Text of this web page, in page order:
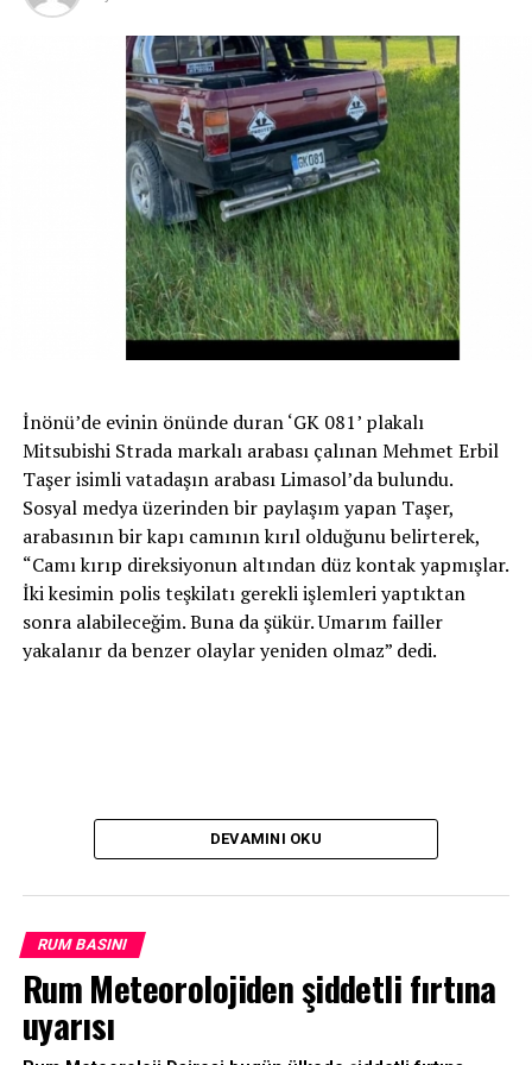
toplam 71 bin 610 vaka tespit edilirken, Covid-19
nedeniyle toplam 350 kişi hayatını kaybetti.
“Barikatlar Açılıyor…”
Güney’de Seçim Anketlerinde Disi Önde Gidiyor
İnönü’de evinin önünde duran ‘GK 081’ plakalı
Mitsubishi Strada markalı arabası çalınan Mehmet Erbil
Taşer isimli vatadaşın arabası Limasol’da bulundu.
Sosyal medya üzerinden bir paylaşım yapan Taşer,
arabasının bir kapı camının kırıl olduğunu belirterek,
“Camı kırıp direksiyonun altından düz kontak yapmışlar.
İki kesimin polis teşkilatı gerekli işlemleri yaptıktan
sonra alabileceğim. Buna da şükür. Umarım failler
yakalanır da benzer olaylar yeniden olmaz” dedi.
DEVAMINI OKU
RUM BASINI
Rum Meteorolojiden şiddetli fırtına
uyarısı